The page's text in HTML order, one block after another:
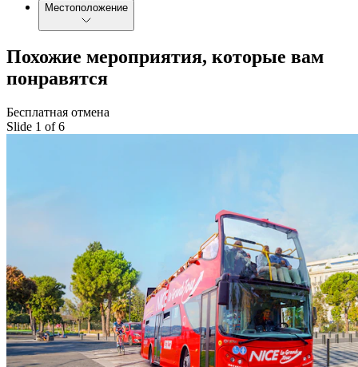
Местоположение
Похожие мероприятия, которые вам
понравятся
Бесплатная отмена
Slide 1 of 6